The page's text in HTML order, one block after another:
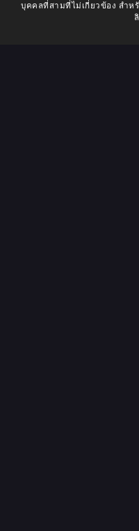
บุคคลที่สามที่ไม่เกี่ยวข้อง สำห